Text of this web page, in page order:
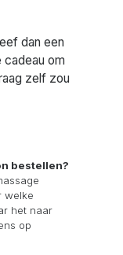
dan een
cadeau om
zelf zou
bestellen?
welke
het naar
op